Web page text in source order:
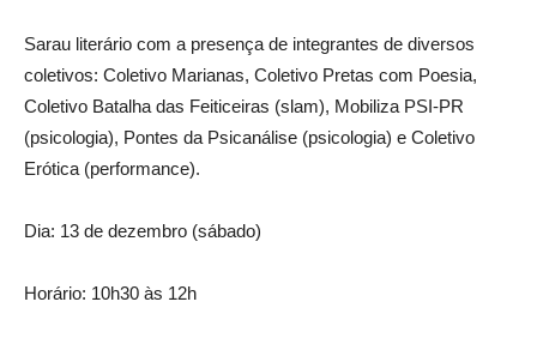
Sarau literário com a presença de integrantes de diversos
coletivos: Coletivo Marianas, Coletivo Pretas com Poesia,
Coletivo Batalha das Feiticeiras (slam), Mobiliza PSI-PR
(psicologia), Pontes da Psicanálise (psicologia) e Coletivo
Erótica (performance).
Dia: 13 de dezembro (sábado)
Horário: 10h30 às 12h